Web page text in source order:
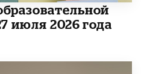
июля 2026 года